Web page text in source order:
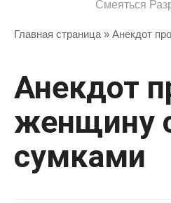
Смеяться
Главная страница » Анекдот
Анекдот
женщину
сумками